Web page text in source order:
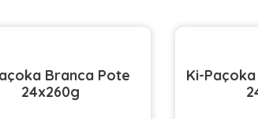
Branca Pote
24x260g
Ki-